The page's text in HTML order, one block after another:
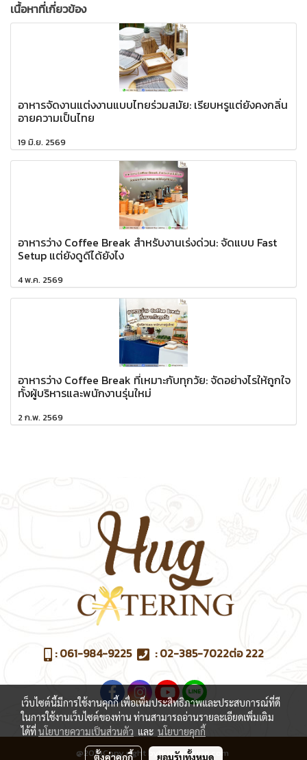
เนื้อหาที่เกี่ยวข้อง
อาหารจัดงานแต่งงานแบบไทยร่วมสมัย: เรียบหรูแต่ยังคงกลิ่น
อายความเป็นไทย
19 มิ.ย. 2569
อาหารว่าง Coffee Break สำหรับงานเร่งด่วน: จัดแบบ Fast
Setup แต่ยังดูดีได้ยังไง
4 พ.ค. 2569
อาหารว่าง Coffee Break ที่เหมาะกับทุกวัย: จัดอย่างไรให้ถูกใจ
ทั้งผู้บริหารและพนักงานรุ่นใหม่
2 ก.พ. 2569
:061-984-9225 :02-385-7022ต่อ 222
@2019Copy right byhugcatering.com
เว็บไซต์นี้มีการใช้งานคุกกี้ เพื่อเพิ่มประสิทธิภาพและประสบการณ์ที่ดี
ในการใช้งานเว็บไซต์ของท่าน ท่านสามารถอ่านรายละเอียดเพิ่มเติม
ได้ที่นโยบายความเป็นส่วนตัว และ นโยบายคุกกี้
ตั้งค่าคุกกี้ ยอมรับทั้งหมด